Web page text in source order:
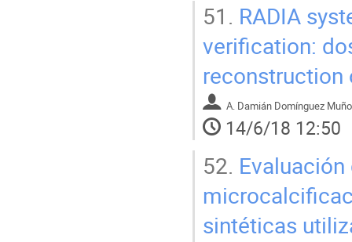
51. RADIA
verification:
A. Damián Domínguez
14/6/18 12:50
52.
sintéticas